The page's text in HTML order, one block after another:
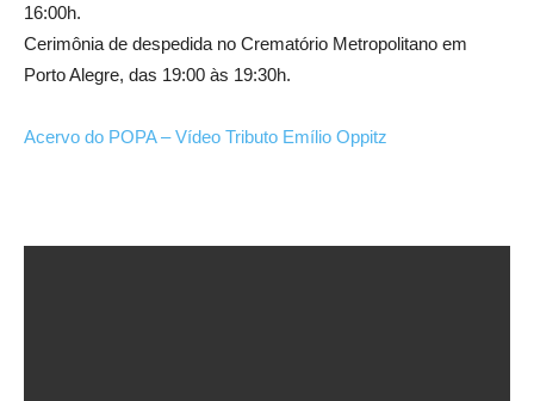
16:00h.
Cerimônia de despedida no Crematório Metropolitano em
Porto Alegre, das 19:00 às 19:30h.
Acervo do POPA – Vídeo Tributo Emílio Oppitz